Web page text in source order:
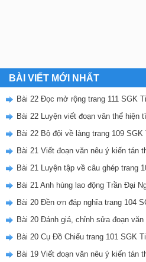
BÀI VIẾT MỚI NHẤT